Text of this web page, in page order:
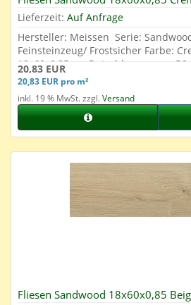
Lieferzeit: Auf Anfrage
Hersteller: Meissen Serie:
Feinsteinzeug/ Frostsicher Farbe:
18x60x0,85 cm Rutschhemmung: R9
Glasiert
20,83 EUR
20,83 EUR pro m²
inkl. 19 % MwSt. zzgl.Versand
Fliesen Sandwood 18x60x0,85